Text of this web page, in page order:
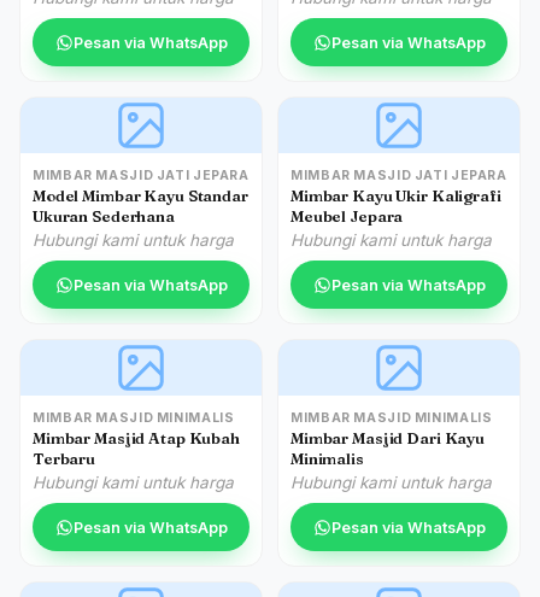
Pesan via WhatsApp Pesan via WhatsApp
MIMBAR MASJID JATI JEPARA
Model Mimbar Kayu Standar
Ukuran Sederhana
Hubungi kami untuk harga
Pesan via WhatsApp
MIMBAR MASJID JATI JEPARA
Mimbar Kayu Ukir Kaligrafi
Meubel Jepara
Hubungi kami untuk harga
Pesan via WhatsApp
MIMBAR MASJID MINIMALIS
Mimbar Masjid Atap Kubah
Terbaru
Hubungi kami untuk harga
Pesan via WhatsApp
MIMBAR MASJID MINIMALIS
Mimbar Masjid Dari Kayu
Minimalis
Hubungi kami untuk harga
Pesan via WhatsApp